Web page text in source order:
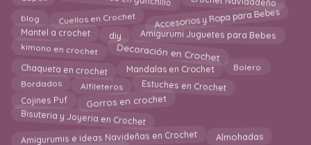
blog Cuellos en Crochet Accesorios y Ropa para Bebes
Mantel a crochet diy Amigurumi Juguetes para Bebes
kimono en crochet Decoración en Crochet
Chaqueta en crochet Mandalas en Crochet Bolero
Bordados Alfileteros Estuches en Crochet
Cojines Puf Gorros en crochet
Bisuteria y Joyeria en Crochet
Amigurumis e Ideas Navideñas en Crochet Almohadas